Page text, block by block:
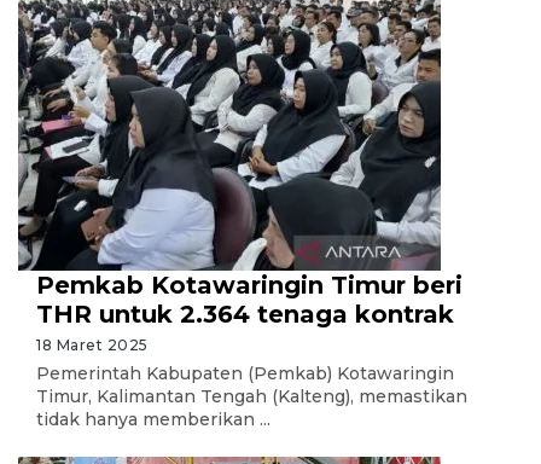
Pemkab Kotawaringin Timur beri
THR untuk 2.364 tenaga kontrak
18 Maret 2025
Pemerintah Kabupaten (Pemkab) Kotawaringin
Timur, Kalimantan Tengah (Kalteng), memastikan
tidak hanya memberikan ...